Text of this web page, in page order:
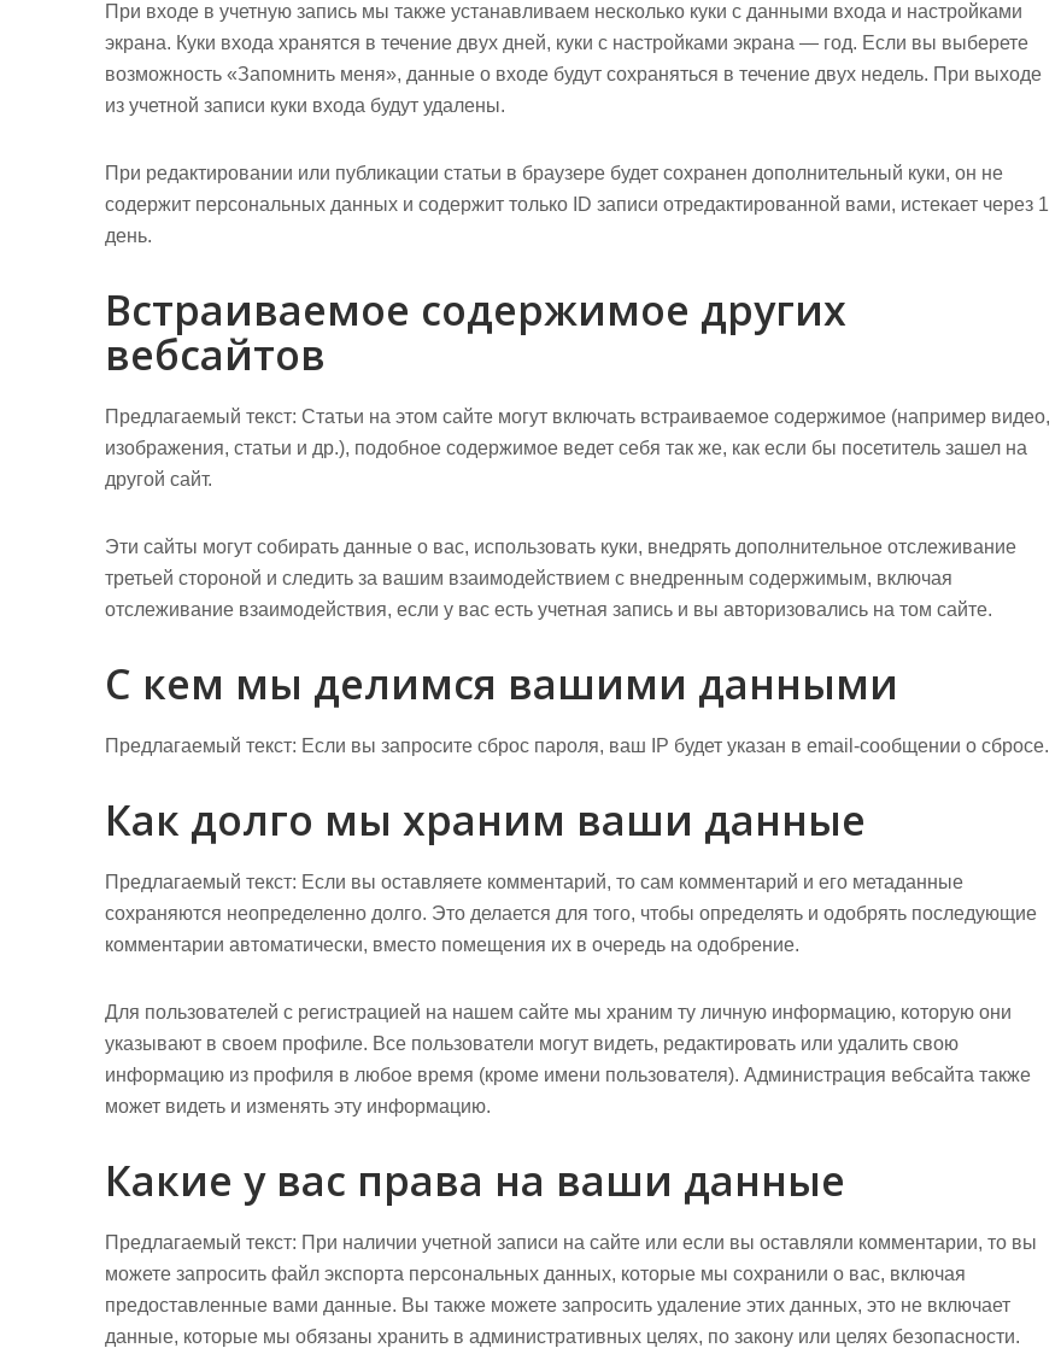
При входе в учетную запись мы также устанавливаем несколько куки с данными входа и настройками
экрана. Куки входа хранятся в течение двух дней, куки с настройками экрана — год. Если вы выберете
возможность «Запомнить меня», данные о входе будут сохраняться в течение двух недель. При выходе
из учетной записи куки входа будут удалены.
При редактировании или публикации статьи в браузере будет сохранен дополнительный куки, он не
содержит персональных данных и содержит только ID записи отредактированной вами, истекает через 1
день.
Встраиваемое содержимое других
вебсайтов
Предлагаемый текст: Статьи на этом сайте могут включать встраиваемое содержимое (например видео,
изображения, статьи и др.), подобное содержимое ведет себя так же, как если бы посетитель зашел на
другой сайт.
Эти сайты могут собирать данные о вас, использовать куки, внедрять дополнительное отслеживание
третьей стороной и следить за вашим взаимодействием с внедренным содержимым, включая
отслеживание взаимодействия, если у вас есть учетная запись и вы авторизовались на том сайте.
С кем мы делимся вашими данными
Предлагаемый текст: Если вы запросите сброс пароля, ваш IP будет указан в email-сообщении о сбросе.
Как долго мы храним ваши данные
Предлагаемый текст: Если вы оставляете комментарий, то сам комментарий и его метаданные
сохраняются неопределенно долго. Это делается для того, чтобы определять и одобрять последующие
комментарии автоматически, вместо помещения их в очередь на одобрение.
Для пользователей с регистрацией на нашем сайте мы храним ту личную информацию, которую они
указывают в своем профиле. Все пользователи могут видеть, редактировать или удалить свою
информацию из профиля в любое время (кроме имени пользователя). Администрация вебсайта также
может видеть и изменять эту информацию.
Какие у вас права на ваши данные
Предлагаемый текст: При наличии учетной записи на сайте или если вы оставляли комментарии, то вы
можете запросить файл экспорта персональных данных, которые мы сохранили о вас, включая
предоставленные вами данные. Вы также можете запросить удаление этих данных, это не включает
данные, которые мы обязаны хранить в административных целях, по закону или целях безопасности.